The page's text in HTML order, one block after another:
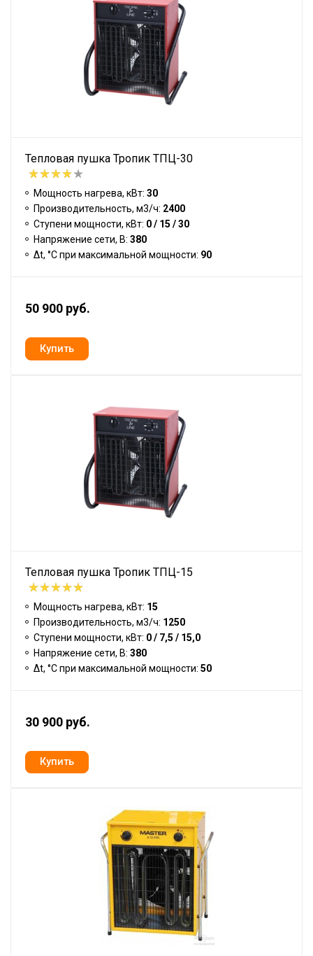
Тепловая пушка Тропик ТПЦ-30
Мощность нагрева, кВт: 30
Производительность, м3/ч: 2400
Ступени мощности, кВт: 0 / 15 / 30
Напряжение сети, В: 380
Δt, °C при максимальной мощности: 90
50 900 руб.
Тепловая пушка Тропик ТПЦ-15
Мощность нагрева, кВт: 15
Производительность, м3/ч: 1250
Ступени мощности, кВт: 0 / 7,5 / 15,0
Напряжение сети, В: 380
Δt, °C при максимальной мощности: 50
30 900 руб.